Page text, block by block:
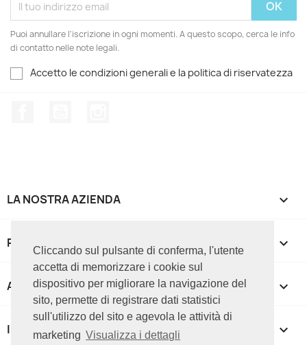
Cliccando sul pulsante di conferma, l'utente
accetta di memorizzare i cookie sul
dispositivo per migliorare la navigazione del
sito, permette di registrare dati statistici
sull'utilizzo del sito e agevola le attività di
marketing Visualizza i dettagli
Puoi annullare l'iscrizione in ogni momenti. A questo scopo, cerca le info
di contatto nelle note legali.
Accetto le condizioni generali e la politica di riservatezza
LA NOSTRA AZIENDA 
PRODOTTI 
APPROFONDIMENTI 
IL TUO ACCOUNT 